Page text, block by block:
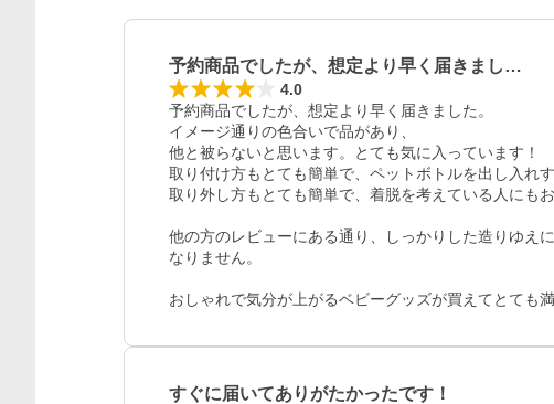
予約商品でしたが、想定より早く届きまし…
4.0
予約商品でしたが、想定より早く届きました。
イメージ通りの色合いで品があり、
他と被らないと思います。とても気に入っています！
取り付け方もとても簡単で、ペットボトルを出し入れ
取り外し方もとても簡単で、着脱を考えている人にも
他の方のレビューにある通り、しっかりした造りゆえ
なりません。
おしゃれで気分が上がるベビーグッズが買えてとても
すぐに届いてありがたかったです！